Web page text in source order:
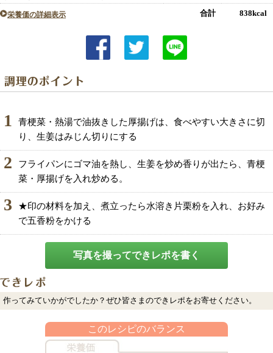
栄養価の詳細表示 合計 838kcal
1
青梗菜・熱湯で油抜きした厚揚げは、食べやすい大きさに切
り、生姜はみじん切りにする
2
フライパンにゴマ油を熱し、生姜を炒め香りが出たら、青梗
菜・厚揚げを入れ炒める。
3
★印の材料を加え、煮立ったら水溶き片栗粉を入れ、お好み
で五香粉をかける
写真を撮ってできレポを書く
作ってみていかがでしたか？ぜひ皆さまのできレポをお寄せください。
このレシピのバランス